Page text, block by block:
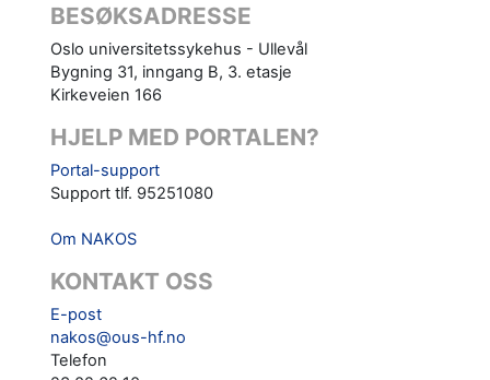
BESØKSADRESSE
Oslo universitetssykehus - Ullevål
Bygning 31, inngang B, 3. etasje
Kirkeveien 166
HJELP MED PORTALEN?
Portal-support
Support tlf. 95251080
Om NAKOS
KONTAKT OSS
E-post
nakos@ous-hf.no
Telefon